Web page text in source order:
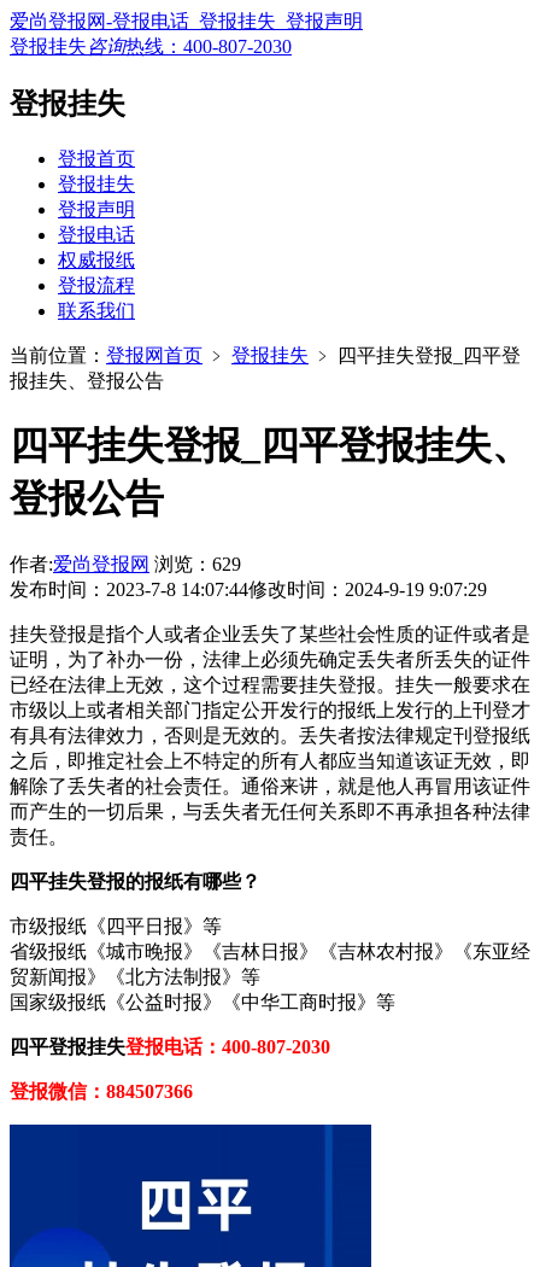
爱尚登报网-登报电话_登报挂失_登报声明
登报挂失咨询热线： 400-807-2030
登报挂失
登报首页
登报挂失
登报声明
登报电话
权威报纸
登报流程
联系我们
当前位置： 登报网首页 ﹥ 登报挂失 ﹥
四平挂失登报_四平登
报挂失、登报公告
四平挂失登报_四平登报挂失、
登报公告
作者:爱尚登报网 浏览：629
发布时间：2023-7-8 14:07:44修改时间：2024-9-19 9:07:29
挂失登报是指个人或者企业丢失了某些社会性质的证件或者是
证明，为了补办一份，法律上必须先确定丢失者所丢失的证件
已经在法律上无效，这个过程需要挂失登报。挂失一般要求在
市级以上或者相关部门指定公开发行的报纸上发行的上刊登才
有具有法律效力，否则是无效的。丢失者按法律规定刊登报纸
之后，即推定社会上不特定的所有人都应当知道该证无效，即
解除了丢失者的社会责任。通俗来讲，就是他人再冒用该证件
而产生的一切后果，与丢失者无任何关系即不再承担各种法律
责任。
四平挂失登报的报纸有哪些？
市级报纸《四平日报》等
省级报纸《城市晚报》《吉林日报》《吉林农村报》《东亚经
贸新闻报》《北方法制报》等
国家级报纸《公益时报》《中华工商时报》等
四平登报挂失登报电话：400-807-2030
登报微信：884507366